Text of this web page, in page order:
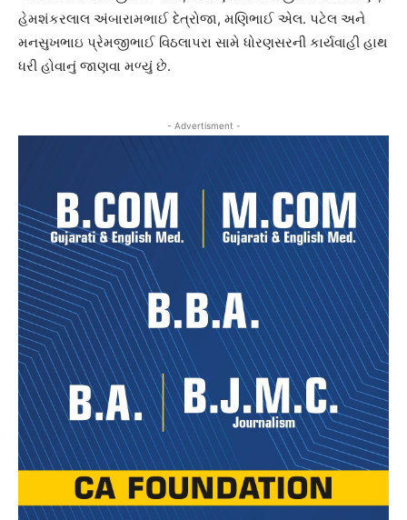
હેમશંકરલાલ અંબારામભાઈ દેત્રોજા, મણિભાઈ એલ. પટેલ અને
મનસુખભાઇ પ્રેમજીભાઈ વિઠલાપરા સામે ધોરણસરની કાર્યવાહી હાથ
ધરી હોવાનું જાણવા મળ્યું છે.
- Advertisment -